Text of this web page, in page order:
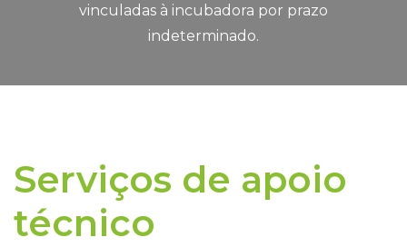
vinculadas à incubadora por prazo
indeterminado.
Serviços de apoio
técnico